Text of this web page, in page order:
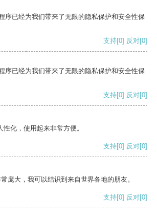
序已经为我们带来了无限的隐私保护和安全性保
支持[0] 反对[0]
序已经为我们带来了无限的隐私保护和安全性保
支持[0] 反对[0]
化，使用起来非常方便。
支持[0] 反对[0]
庞大，我可以结识到来自世界各地的朋友。
支持[0] 反对[0]